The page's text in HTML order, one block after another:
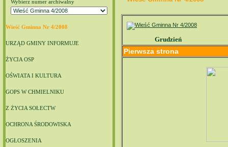
Wybierz numer archiwalny
Wieść Gminna Nr 4/2008
URZĄD GMINY INFORMUJE
ŻYCIA OSP
OŚWIATA I KULTURA
GOPS W CHMIELNIKU
Z ŻYCIA SOŁECTW
OCHRONA ŚRODOWISKA
OGŁOSZENIA
Grudzień
Pierwsza strona